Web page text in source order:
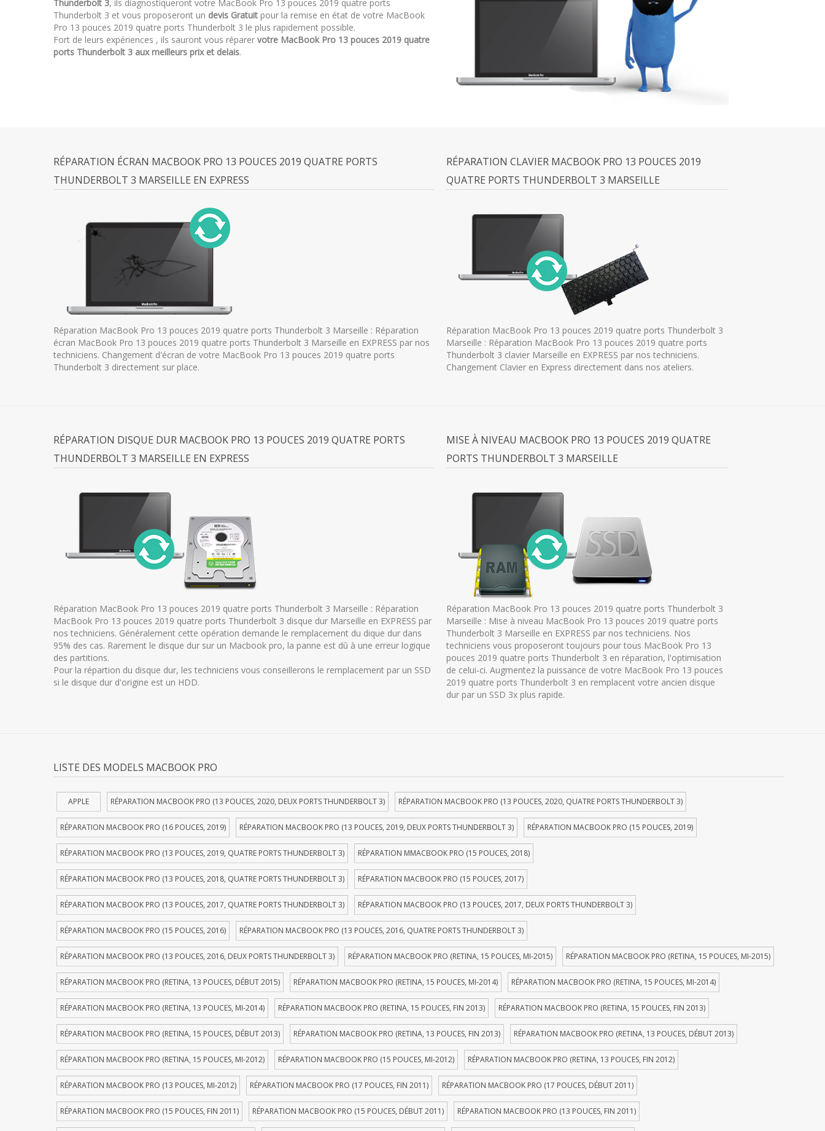
Thunderbolt 3, ils diagnostiqueront votre MacBook Pro 13 pouces 2019 quatre ports
Thunderbolt 3 et vous proposeront un devis Gratuit pour la remise en état de votre MacBook
Pro 13 pouces 2019 quatre ports Thunderbolt 3 le plus rapidement possible.
Fort de leurs expériences , ils sauront vous réparer votre MacBook Pro 13 pouces 2019 quatre
ports Thunderbolt 3 aux meilleurs prix et delais.
RÉPARATION ÉCRAN MACBOOK PRO 13 POUCES 2019 QUATRE PORTS
THUNDERBOLT 3 MARSEILLE EN EXPRESS
Réparation MacBook Pro 13 pouces 2019 quatre ports Thunderbolt 3 Marseille : Réparation
écran MacBook Pro 13 pouces 2019 quatre ports Thunderbolt 3 Marseille en EXPRESS par nos
techniciens. Changement d'écran de votre MacBook Pro 13 pouces 2019 quatre ports
Thunderbolt 3 directement sur place.
RÉPARATION CLAVIER MACBOOK PRO 13 POUCES 2019
QUATRE PORTS THUNDERBOLT 3 MARSEILLE
Réparation MacBook Pro 13 pouces 2019 quatre ports Thunderbolt 3
Marseille : Réparation MacBook Pro 13 pouces 2019 quatre ports
Thunderbolt 3 clavier Marseille en EXPRESS par nos techniciens.
Changement Clavier en Express directement dans nos ateliers.
RÉPARATION DISQUE DUR MACBOOK PRO 13 POUCES 2019 QUATRE PORTS
THUNDERBOLT 3 MARSEILLE EN EXPRESS
Réparation MacBook Pro 13 pouces 2019 quatre ports Thunderbolt 3 Marseille : Réparation
MacBook Pro 13 pouces 2019 quatre ports Thunderbolt 3 disque dur Marseille en EXPRESS par
nos techniciens. Généralement cette opération demande le remplacement du dique dur dans
95% des cas. Rarement le disque dur sur un Macbook pro, la panne est dû à une erreur logique
des partitions.
Pour la répartion du disque dur, les techniciens vous conseillerons le remplacement par un SSD
si le disque dur d'origine est un HDD.
MISE À NIVEAU MACBOOK PRO 13 POUCES 2019 QUATRE
PORTS THUNDERBOLT 3 MARSEILLE
Réparation MacBook Pro 13 pouces 2019 quatre ports Thunderbolt 3
Marseille : Mise à niveau MacBook Pro 13 pouces 2019 quatre ports
Thunderbolt 3 Marseille en EXPRESS par nos techniciens. Nos
techniciens vous proposeront toujours pour tous MacBook Pro 13
pouces 2019 quatre ports Thunderbolt 3 en réparation, l'optimisation
de celui-ci. Augmentez la puissance de votre MacBook Pro 13 pouces
2019 quatre ports Thunderbolt 3 en remplacent votre ancien disque
dur par un SSD 3x plus rapide.
LISTE DES MODELS MACBOOK PRO
APPLE RÉPARATION MACBOOK PRO (13 POUCES, 2020, DEUX PORTS THUNDERBOLT 3) RÉPARATION MACBOOK PRO (13 POUCES, 2020, QUATRE PORTS THUNDERBOLT 3)
RÉPARATION MACBOOK PRO (16 POUCES, 2019) RÉPARATION MACBOOK PRO (13 POUCES, 2019, DEUX PORTS THUNDERBOLT 3) RÉPARATION MACBOOK PRO (15 POUCES, 2019)
RÉPARATION MACBOOK PRO (13 POUCES, 2019, QUATRE PORTS THUNDERBOLT 3) RÉPARATION MMACBOOK PRO (15 POUCES, 2018)
RÉPARATION MACBOOK PRO (13 POUCES, 2018, QUATRE PORTS THUNDERBOLT 3) RÉPARATION MACBOOK PRO (15 POUCES, 2017)
RÉPARATION MACBOOK PRO (13 POUCES, 2017, QUATRE PORTS THUNDERBOLT 3) RÉPARATION MACBOOK PRO (13 POUCES, 2017, DEUX PORTS THUNDERBOLT 3)
RÉPARATION MACBOOK PRO (15 POUCES, 2016) RÉPARATION MACBOOK PRO (13 POUCES, 2016, QUATRE PORTS THUNDERBOLT 3)
RÉPARATION MACBOOK PRO (13 POUCES, 2016, DEUX PORTS THUNDERBOLT 3) RÉPARATION MACBOOK PRO (RETINA, 15 POUCES, MI-2015) RÉPARATION MACBOOK PRO (RETINA, 15 POUCES, MI-2015)
RÉPARATION MACBOOK PRO (RETINA, 13 POUCES, DÉBUT 2015) RÉPARATION MACBOOK PRO (RETINA, 15 POUCES, MI-2014) RÉPARATION MACBOOK PRO (RETINA, 15 POUCES, MI-2014)
RÉPARATION MACBOOK PRO (RETINA, 13 POUCES, MI-2014) RÉPARATION MACBOOK PRO (RETINA, 15 POUCES, FIN 2013) RÉPARATION MACBOOK PRO (RETINA, 15 POUCES, FIN 2013)
RÉPARATION MACBOOK PRO (RETINA, 15 POUCES, DÉBUT 2013) RÉPARATION MACBOOK PRO (RETINA, 13 POUCES, FIN 2013) RÉPARATION MACBOOK PRO (RETINA, 13 POUCES, DÉBUT 2013)
RÉPARATION MACBOOK PRO (RETINA, 15 POUCES, MI-2012) RÉPARATION MACBOOK PRO (15 POUCES, MI-2012) RÉPARATION MACBOOK PRO (RETINA, 13 POUCES, FIN 2012)
RÉPARATION MACBOOK PRO (13 POUCES, MI-2012) RÉPARATION MACBOOK PRO (17 POUCES, FIN 2011) RÉPARATION MACBOOK PRO (17 POUCES, DÉBUT 2011)
RÉPARATION MACBOOK PRO (15 POUCES, FIN 2011) RÉPARATION MACBOOK PRO (15 POUCES, DÉBUT 2011) RÉPARATION MACBOOK PRO (13 POUCES, FIN 2011)